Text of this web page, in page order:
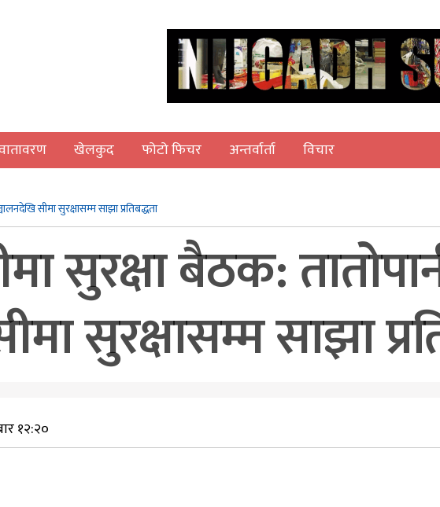
खेलकुद फोटो फिचर अन्तर्वार्ता
विचार
सीमा सुरक्षासम्म साझा प्रतिबद्धता
सुरक्षा बैठक:
सुरक्षासम्म साझा
१२:२०